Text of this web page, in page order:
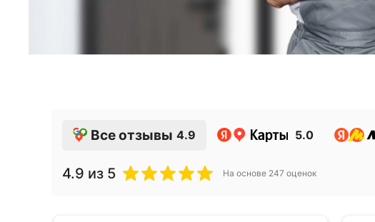
Все отзывы 4.9 5.0
4.9 из 5 На основе 247 оценок